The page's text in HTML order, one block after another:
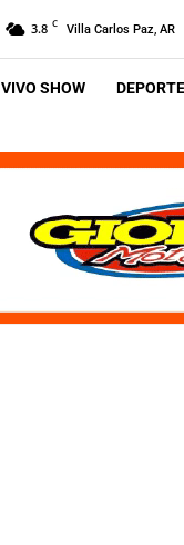
3.8 C Villa Carlos Paz, AR
VIVO SHOW